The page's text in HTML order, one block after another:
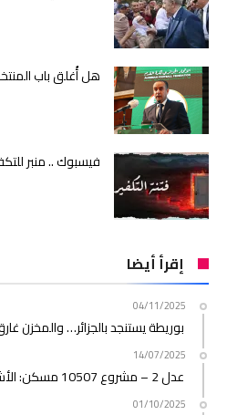
هل أُغلق باب
فيسبوك .. منبر
إقرأ أيضا
04/11/2025
بوريطة يستنجد بالجزائر… والمخزن
14/07/2025
عدل 2 – مشروع 10507 مسكن: الأشغال تتعثر والآجال تتبخر!
01/10/2025